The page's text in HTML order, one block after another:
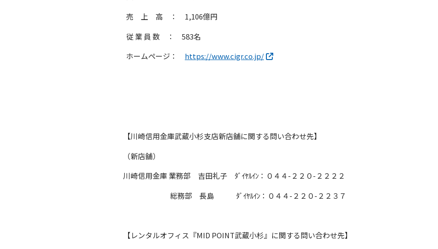
売 上 高 ： 1,106億円
従 業 員 数 ： 583名
ホームページ： https://www.cigr.co.jp/
【川崎信用金庫武蔵小杉支店新店舗に関する問い合わせ先】
（新店舗）
川崎信用金庫 業務部 吉田礼子 ﾀﾞｲﾔﾙｲﾝ：０４４-２２０-２２２２
総務部 長島 ﾀﾞｲﾔﾙｲﾝ：０４４-２２０-２２３７
【レンタルオフィス『MID POINT武蔵小杉』に関する問い合わせ先】